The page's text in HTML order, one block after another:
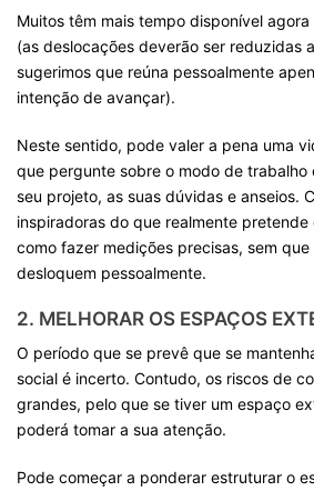
Muitos têm mais tempo disponível
(as deslocações deverão ser reduzidas
sugerimos que reúna pessoalmente
intenção de avançar).
Neste sentido, pode valer a pena uma
que pergunte sobre o modo de trabalho
seu projeto, as suas dúvidas e anseios.
inspiradoras do que realmente
como fazer medições precisas, sem que
desloquem pessoalmente.
2. MELHORAR OS ESPAÇOS
O período que se prevê que se
social é incerto. Contudo, os riscos de
grandes, pelo que se tiver um espaço
poderá tomar a sua atenção.
Pode começar a ponderar estruturar o